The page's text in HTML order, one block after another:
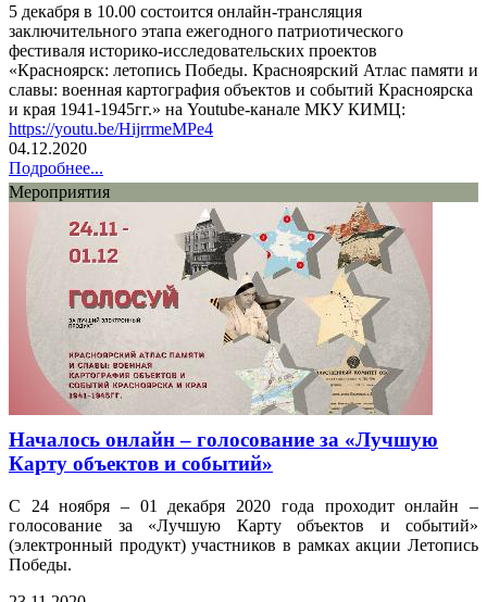
5 декабря в 10.00 состоится онлайн-трансляция
заключительного этапа ежегодного патриотического
фестиваля историко-исследовательских проектов
«Красноярск: летопись Победы. Красноярский Атлас памяти и
славы: военная картография объектов и событий Красноярска
и края 1941-1945гг.» на Youtube-канале МКУ КИМЦ:
https://youtu.be/HijrrmeMPe4
04.12.2020
Подробнее...
Мероприятия
Началось онлайн – голосование за «Лучшую
Карту объектов и событий»
С 24 ноября – 01 декабря 2020 года проходит онлайн –
голосование за «Лучшую Карту объектов и событий»
(электронный продукт) участников в рамках акции Летопись
Победы.